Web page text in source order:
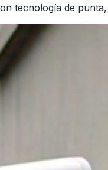
tecnología de